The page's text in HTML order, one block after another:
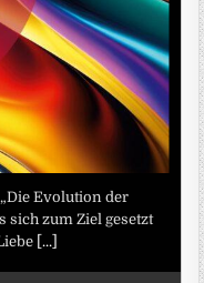
Evolution der
sich zum Ziel gesetzt
[...]